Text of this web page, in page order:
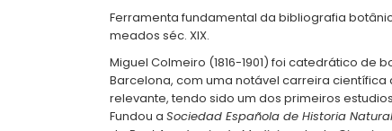
Ferramenta fundamental da bibliografia
meados séc. XIX.
Miguel Colmeiro (1816-1901) foi catedrático de
Barcelona, com uma notável carreira
relevante, tendo sido um dos primeiros
Fundou aSociedad Española de Historia